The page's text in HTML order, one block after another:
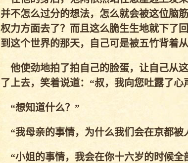
并不怎么过分的想法，怎么就会被这位脑
权力方面去了？而且这么脆生生地就下
到这个世界的那天，自己可是被五竹背着
他使劲地拍了拍自己的脸蛋，让自己从
了上去，笑着说道：“叔，我向您吐露了
“想知道什么？”
“我母亲的事情，为什么我们会在京都被
“小姐的事情，我会在你十六岁的时候全